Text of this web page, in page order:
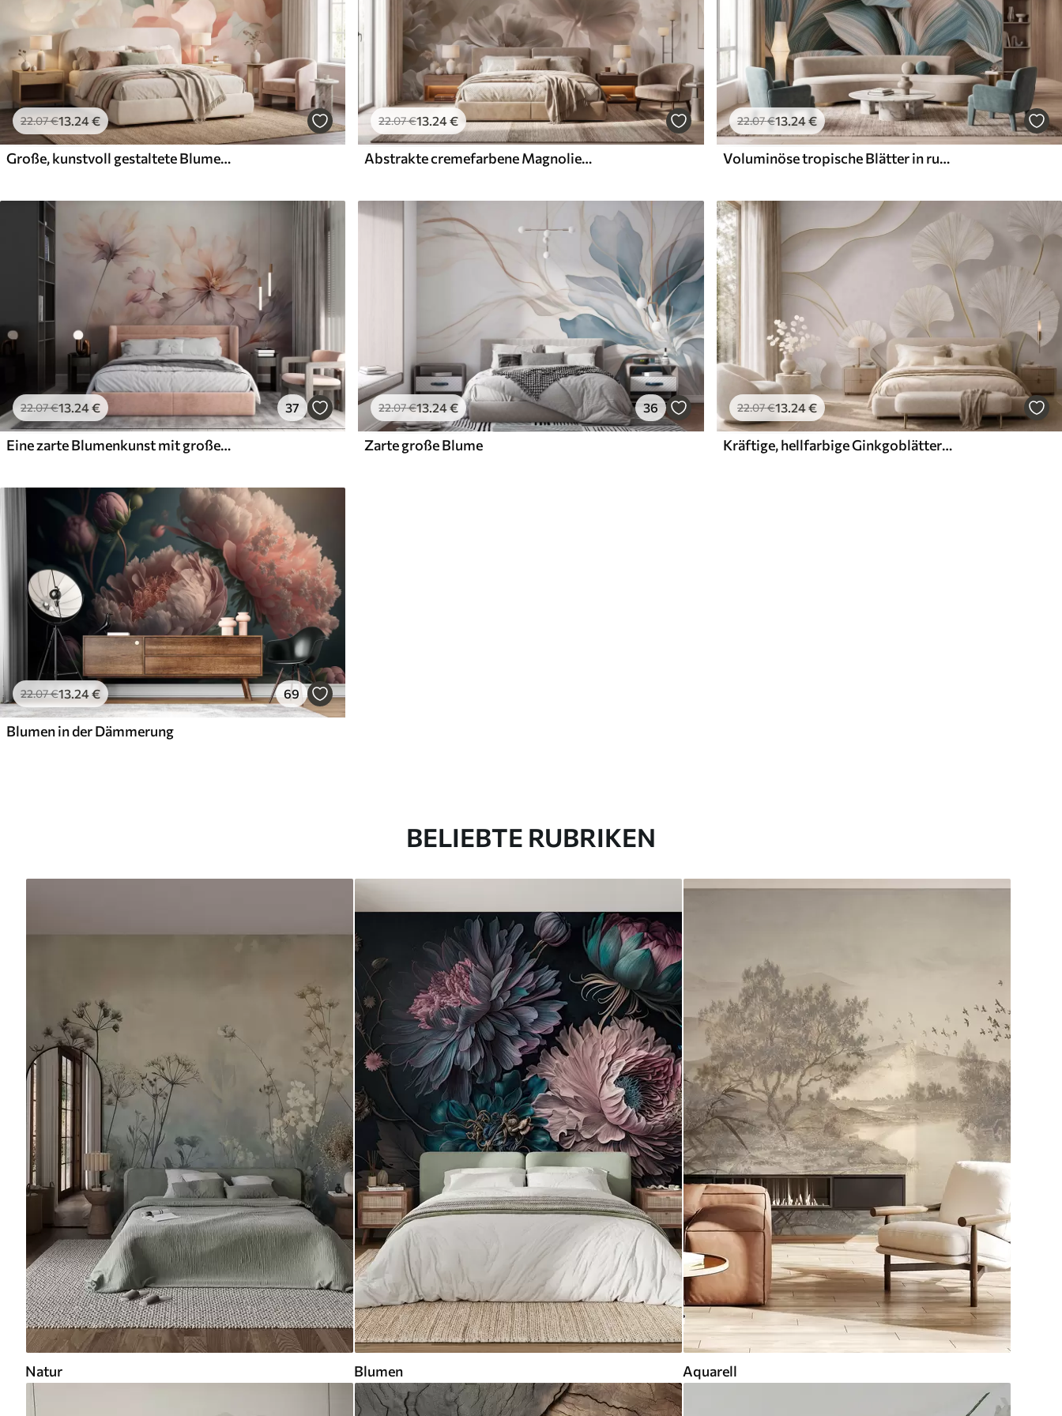
22.07€13.24€
Große, kunstvoll gestaltete Blumen in sanften Pastelltönen wie Creme, Rosa und Grün
22.07€13.24€
Abstrakte cremefarbene Magnolienblütenblätter
22.07€13.24€
Voluminöse tropische Blätter in ruhigen Beige- und Blautönen
22.07€13 .24€ 37
Eine zarte Blumenkunst mit großen pastellfarbenen Blumen mit durchscheinenden Blütenblättern, weichen Stielen und einem sanften, diffusen Hintergrund
22.07€13.24€ 36
Zarte große Blume
22.07€13.24€
Kräftige, hellfarbige Ginkgoblätter mit fließenden Linien vor einem Marmorhintergrund
22.07€13.24€ 69
Blumen in der Dämmerung
BELIEBTE RUBRIKEN
Natur Blumen Aquarell